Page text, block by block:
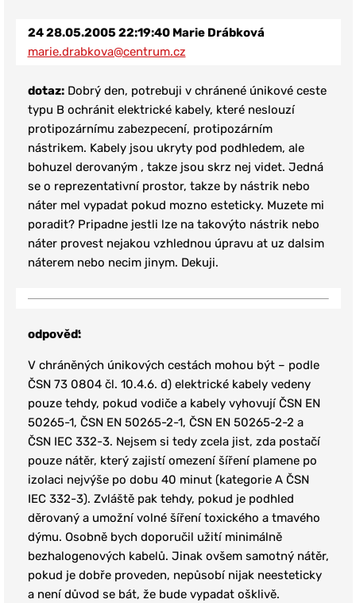
2428.05.2005 22:19:40 Marie Drábková
marie.drabkova@centrum.cz
dotaz:Dobrý den, potrebuji v chránené únikové ceste
typu B ochránit elektrické kabely, které neslouzí
protipozárnímu zabezpecení, protipozárním
nástrikem. Kabely jsou ukryty pod podhledem, ale
bohuzel derovaným , takze jsou skrz nej videt. Jedná
se o reprezentativní prostor, takze by nástrik nebo
náter mel vypadat pokud mozno esteticky. Muzete mi
poradit? Pripadne jestli lze na takovýto nástrik nebo
náter provest nejakou vzhlednou úpravu at uz dalsim
náterem nebo necim jinym. Dekuji.
odpověď:
V chráněných únikových cestách mohou být – podle
ČSN 73 0804 čl. 10.4.6. d) elektrické kabely vedeny
pouze tehdy, pokud vodiče a kabely vyhovují ČSN EN
50265-1, ČSN EN 50265-2-1, ČSN EN 50265-2-2 a
ČSN IEC 332-3. Nejsem si tedy zcela jist, zda postačí
pouze nátěr, který zajistí omezení šíření plamene po
izolaci nejvýše po dobu 40 minut (kategorie A ČSN
IEC 332-3). Zvláště pak tehdy, pokud je podhled
děrovaný a umožní volné šíření toxického a tmavého
dýmu. Osobně bych doporučil užití minimálně
bezhalogenových kabelů. Jinak ovšem samotný nátěr,
pokud je dobře proveden, nepůsobí nijak neesteticky
a není důvod se bát, že bude vypadat ošklivě.